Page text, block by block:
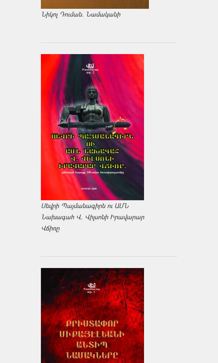
Նիկոլ Դուման. Նամականի
Սեվրի Պայմանագիրն ու ԱՄՆ
Նախագահ Վ. Վիլսոնի Իրավարար
Վճիռը